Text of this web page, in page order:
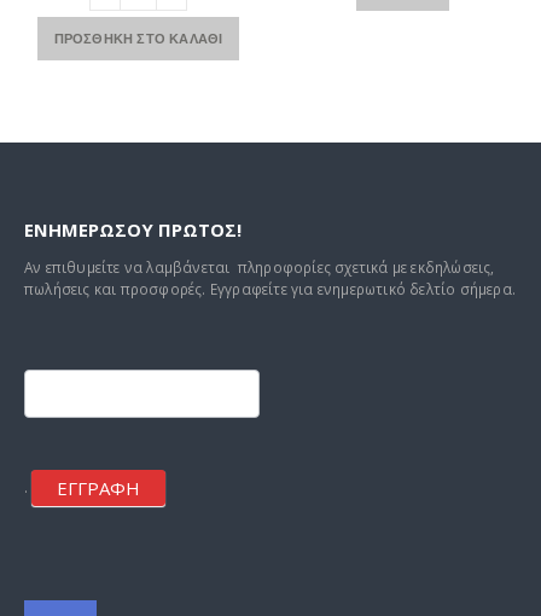
ΠΡΟΣΘΉΚΗ ΣΤΟ ΚΑΛΆΘΙ
ΕΝΗΜΕΡΩΣΟΥ ΠΡΩΤΟΣ!
Αν επιθυμείτε να λαμβάνεται πληροφορίες σχετικά με εκδηλώσεις,
πωλήσεις και προσφορές. Εγγραφείτε για ενημερωτικό δελτίο σήμερα.
mailchimp
. ΕΓΓΡΑΦΗ